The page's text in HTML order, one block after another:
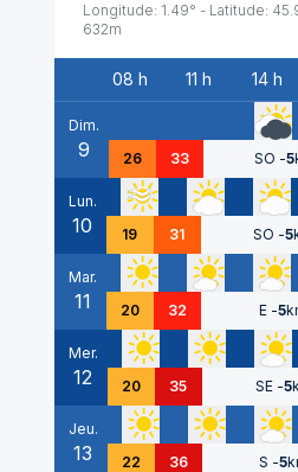
Longitude: 1.49° - Latitude:
632m
Date
08 h 11 h 14 h
Dim.
9 26 33 SO -5
Lun.
10 19 31 SO -5
Mar.
11 20 32 E -5
Mer.
12 20 35 SE -5
Jeu.
13 22 36 S -5